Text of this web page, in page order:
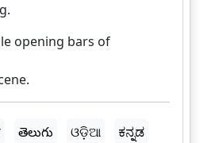
opening bars of
తెలుగు ଓଡ଼ିଆ
ಕನ್ನಡ